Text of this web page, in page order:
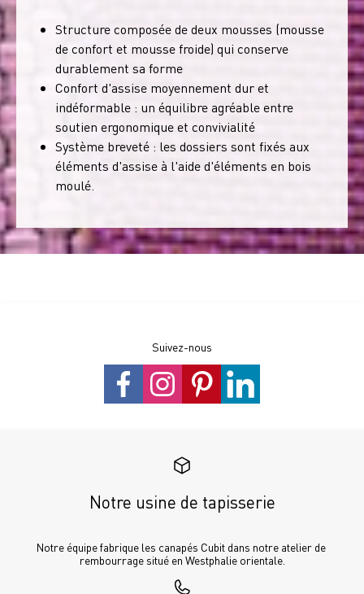
Structure composée de deux mousses (mousse
de confort et mousse froide) qui conserve
durablement sa forme
Confort d'assise moyennement dur et
indéformable : un équilibre agréable entre
soutien ergonomique et convivialité
Système breveté : les dossiers sont fixés aux
éléments d'assise à l'aide d'éléments en bois
moulé.
Suivez-nous
Notre usine de tapisserie
Notre équipe fabrique les canapés Cubit dans notre atelier de
rembourrage situé en Westphalie orientale.